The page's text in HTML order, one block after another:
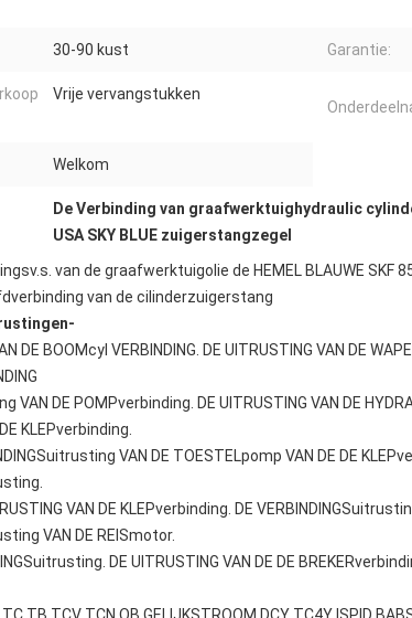
30-90 kust Garantie:
Vrije vervangstukken
Welkom
De Verbinding van graafwerktuighydraulic
USA SKY BLUE zuigerstangzegel
van de graafwerktuigolie de HEMEL BLAUWE
van de cilinderzuigerstang
DE BOOMcyl VERBINDING. DE UITRUSTING VAN DE
VAN DE POMPverbinding. DE UITRUSTING VAN DE
KLEPverbinding.
VAN DE TOESTELpomp VAN DE DE
VAN DE KLEPverbinding. DE
VAN DE REISmotor.
DE UITRUSTING VAN DE DE
TC TB TCV TCN OB GELIJKSTROOM DCY TC4Y ISPID